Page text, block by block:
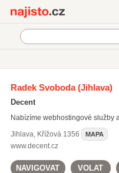
Webhosting
Radek Svoboda(Jihlava)
Decent
Nabízíme webhostingové služby
Jihlava, Křížová 1356 MAPA
www.decent.cz
NAVIGOVAT VOLAT